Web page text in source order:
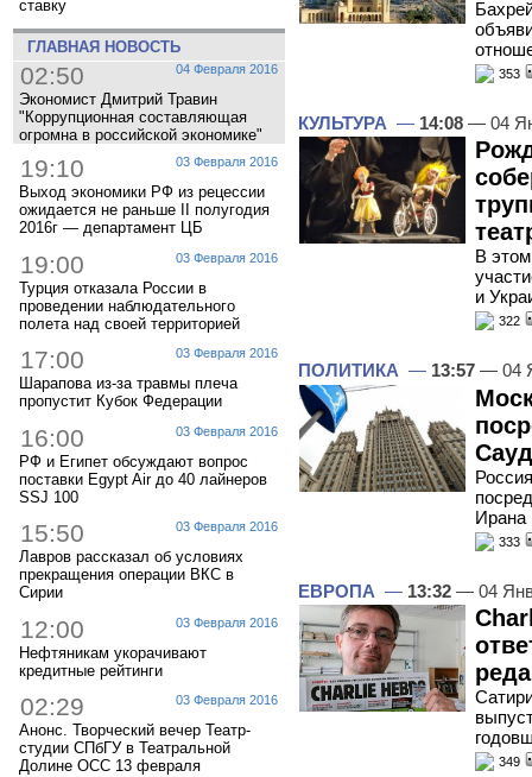
ставку
ГЛАВНАЯ НОВОСТЬ
04 Февраля 2016
02:50
Экономист Дмитрий Травин
"Коррупционная составляющая
огромна в российской экономике"
03 Февраля 2016
19:10
Выход экономики РФ из рецессии
ожидается не раньше II полугодия
2016г — департамент ЦБ
03 Февраля 2016
19:00
Турция отказала России в
проведении наблюдательного
полета над своей территорией
03 Февраля 2016
17:00
Шарапова из-за травмы плеча
пропустит Кубок Федерации
03 Февраля 2016
16:00
РФ и Египет обсуждают вопрос
поставки Egypt Air до 40 лайнеров
SSJ 100
03 Февраля 2016
15:50
Лавров рассказал об условиях
прекращения операции ВКС в
Сирии
03 Февраля 2016
12:00
Нефтяникам укорачивают
кредитные рейтинги
03 Февраля 2016
02:29
Анонс. Творческий вечер Театр-
студии СПбГУ в Театральной
Долине ОСС 13 февраля
353
КУЛЬТУРА — 14:08 — 04
В
и
322
ПОЛИТИКА — 13:57 — 04
Ирана
333
ЕВРОПА — 13:32 — 04
349